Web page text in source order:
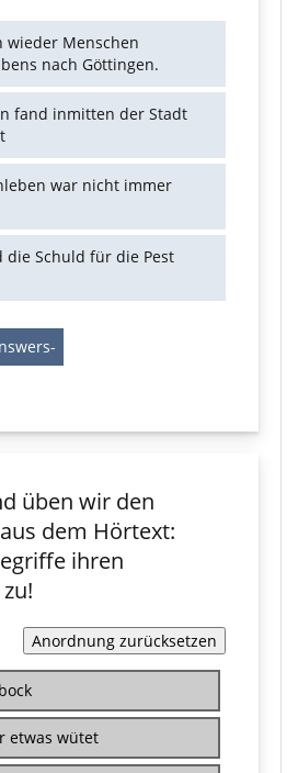
wieder Menschen
nach Göttingen.
fand inmitten der Stadt
war nicht immer
die Schuld für die Pest
üben wir den
dem Hörtext:
ihren
etwas wütet